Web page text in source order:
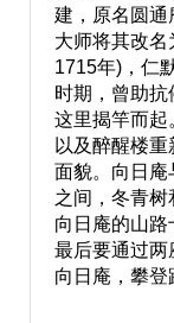
建，原名圆通
大师将其改
1715年)，仁
时期，曾助
这里揭竿而起
以及醉醒楼
面貌。向日庵
之间，冬青
向日庵的山路
最后要通过两
向日庵，攀登